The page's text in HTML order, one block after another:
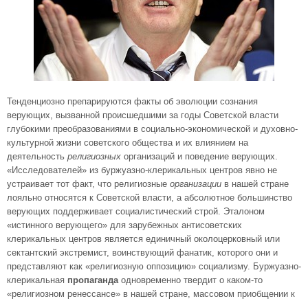
Тенденциозно препарируются факты об эволюции сознания
верующих, вызванной происшедшими за годы Советской власти
глубокими преобразованиями в социально-экономической и духовно-
культурной жизни советского обществаи их влиянием на
деятельность религиозных организаций и поведение верующих.
«Исследователей» из буржуазно-клерикальных центров явно не
устраивает тот факт, что религиозные организации в нашей стране
лояльно относятся к Советской власти, а абсолютное большинство
верующих поддерживает социалистический строй. Эталоном
«истинного верующего» для зарубежных антисоветских
клерикальных центров является единичный околоцерковный или
сектантский экстремист, воинствующий фанатик, которого они и
представляют как «религиозную оппозицию» социализму. Буржуазно-
клерикальная пропагандаодновременно твердит о каком-то
«религиозном ренессансе» в нашей стране, массовом приобщении к